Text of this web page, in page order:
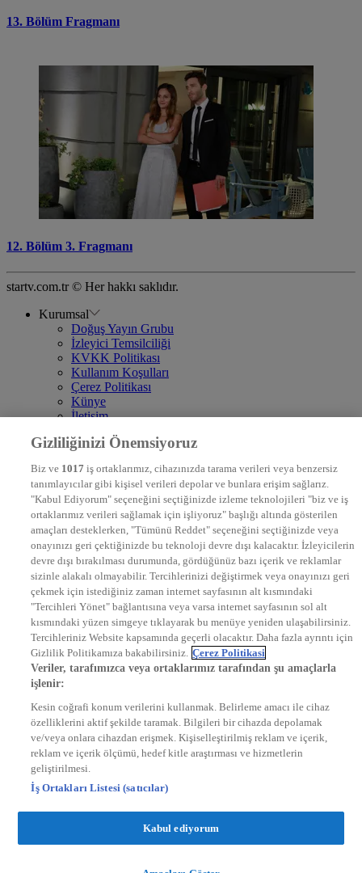
13. Bölüm Fragmanı
12. Bölüm 3. Fragmanı
startv.com.tr © Her hakkı saklıdır.
Kurumsal
Doğuş Yayın Grubu
İzleyici Temsilciliği
KVKK Politikası
Kullanım Koşulları
Çerez Politikası
Künye
İletişim
DYG Televizyonlar
STAR
EURO STAR
KRAL POP TV
DYG Radyolar
NTV RADYO
KRAL FM
KRAL POP
EKSEN
VOYAGE
DYG Dijital
ntv.com.tr
ntvspor.net
secim.ntv.com.tr
startv.com.tr
kralmuzik.com.tr
Gizliliğinizi Önemsiyoruz
Biz ve 1017 iş ortaklarımız, cihazınızda tarama verileri veya benzersiz
tanımlayıcılar gibi kişisel verileri depolar ve bunlara erişim sağlarız.
"Kabul Ediyorum" seçeneğini seçtiğinizde izleme teknolojileri "biz ve iş
ortaklarımız verileri sağlamak için işliyoruz" başlığı altında gösterilen
amaçları desteklerken, "Tümünü Reddet" seçeneğini seçtiğinizde veya
onayınızı geri çektiğinizde bu teknoloji devre dışı kalacaktır. İzleyicilerin
devre dışı bırakılması durumunda, gördüğünüz bazı içerik ve reklamlar
sizinle alakalı olmayabilir. Tercihlerinizi değiştirmek veya onayınızı geri
çekmek için istediğiniz zaman internet sayfasının alt kısmındaki
"Tercihleri Yönet" bağlantısına veya varsa internet sayfasının sol alt
kısmındaki yüzen simgeye tıklayarak bu menüye yeniden ulaşabilirsiniz.
Tercihleriniz Website kapsamında geçerli olacaktır. Daha fazla ayrıntı için
Gizlilik Politikamıza bakabilirsiniz. Çerez Politikasi
Veriler, tarafımızca veya ortaklarımız tarafından şu amaçlarla
işlenir:
Kesin coğrafi konum verilerini kullanmak. Belirleme amacı ile cihaz
özelliklerini aktif şekilde taramak. Bilgileri bir cihazda depolamak
ve/veya onlara cihazdan erişmek. Kişiselleştirilmiş reklam ve içerik,
reklam ve içerik ölçümü, hedef kitle araştırması ve hizmetlerin
geliştirilmesi.
İş Ortakları Listesi (satıcılar)
Kabul ediyorum